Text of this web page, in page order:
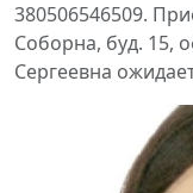
380506546509.
Соборна, буд. 15,
Сергеевна